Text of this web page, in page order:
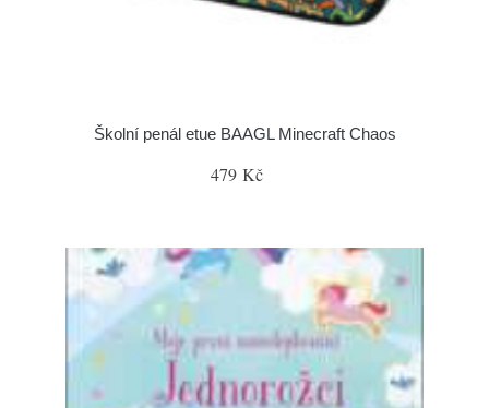
Školní penál etue BAAGL Minecraft Chaos
479 Kč